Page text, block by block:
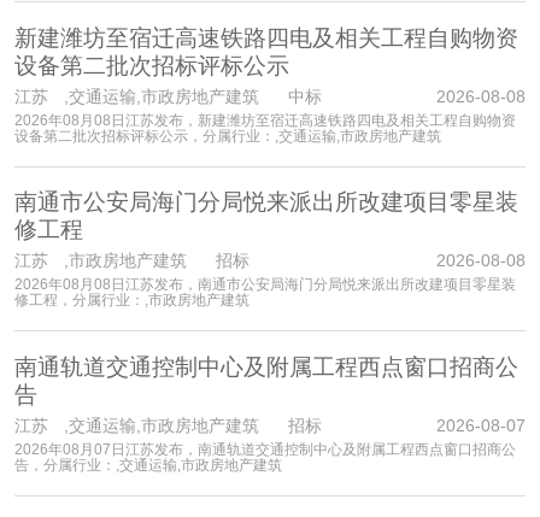
新建潍坊至宿迁高速铁路四电及相关工程自购物资
设备第二批次招标评标公示
江苏 ,交通运输,市政房地产建筑 中标 2026-08-08
2026年08月08日江苏发布，新建潍坊至宿迁高速铁路四电及相关工程自购物资
设备第二批次招标评标公示，分属行业：,交通运输,市政房地产建筑
南通市公安局海门分局悦来派出所改建项目零星装
修工程
江苏 ,市政房地产建筑 招标 2026-08-08
2026年08月08日江苏发布，南通市公安局海门分局悦来派出所改建项目零星装
修工程，分属行业：,市政房地产建筑
南通轨道交通控制中心及附属工程西点窗口招商公
告
江苏 ,交通运输,市政房地产建筑 招标 2026-08-07
2026年08月07日江苏发布，南通轨道交通控制中心及附属工程西点窗口招商公
告，分属行业：,交通运输,市政房地产建筑